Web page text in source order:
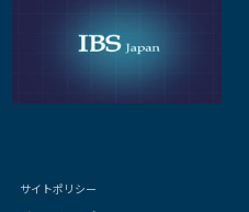
サイトポリシー